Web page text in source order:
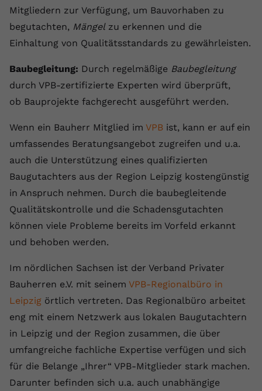
Mitgliedern zur Verfügung, um Bauvorhaben zu
begutachten, Mängelzu erkennen und die
Einhaltung von Qualitätsstandards zu gewährleisten.
Baubegleitung: Durch regelmäßige Baubegleitung
durch VPB-zertifizierte Experten wird überprüft,
ob Bauprojekte fachgerecht ausgeführt werden.
Wenn ein Bauherr Mitglied im VPB ist, kann er auf ein
umfassendes Beratungsangebot zugreifen und u.a.
auch die Unterstützung eines qualifizierten
Baugutachters aus der Region Leipzig kostengünstig
in Anspruch nehmen. Durch die baubegleitende
Qualitätskontrolle und die Schadensgutachten
können viele Probleme bereits im Vorfeld erkannt
und behoben werden.
Im nördlichen Sachsen ist der Verband Privater
Bauherren e.V. mit seinem VPB-Regionalbüro in
Leipzig örtlich vertreten. Das Regionalbüro arbeitet
eng mit einem Netzwerk aus lokalen Baugutachtern
in Leipzig und der Region zusammen, die über
umfangreiche fachliche Expertise verfügen und sich
für die Belange „Ihrer“ VPB-Mitglieder stark machen.
Darunter befinden sich u.a. auch unabhängige